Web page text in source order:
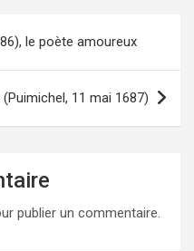
le poète amoureux
11 mai 1687)
publier un commentaire.